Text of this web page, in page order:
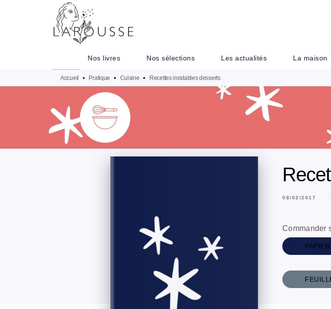
MENU
Nos livres Nos sélections Les actualités La maison
Accueil • Pratique • Cuisine • Recettes inratables desserts
08/02/2017
Commander
PAPIER